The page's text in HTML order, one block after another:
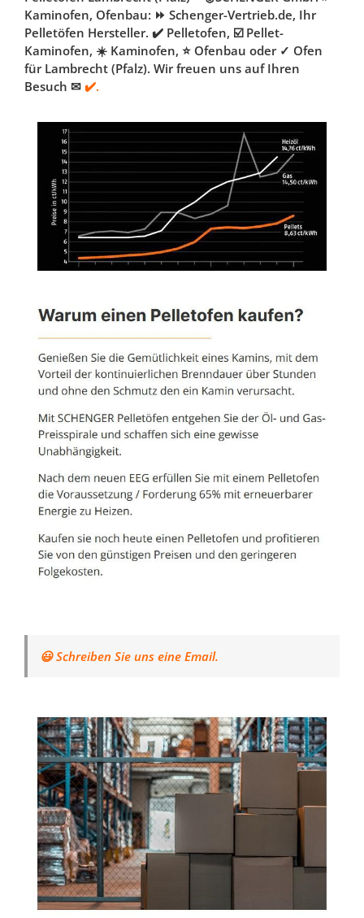
Kaminofen, Ofenbau: ⏩ Schenger-Vertrieb.de, Ihr
Pelletöfen Hersteller. ✔️ Pelletofen, ☑️ Pellet-
Kaminofen, ☀️ Kaminofen, ⭐ Ofenbau oder ✓ Ofen
für Lambrecht (Pfalz). Wir freuen uns auf Ihren
Besuch ✉ ✔️.
😃 Schreiben Sie uns eine Email.